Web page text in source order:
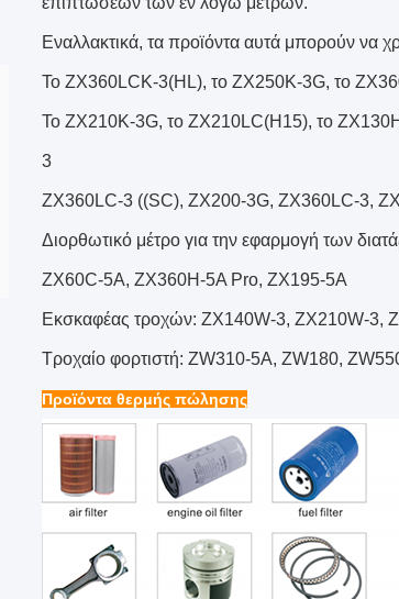
Εναλλακτικά, τα προϊόντα αυτά μπορούν να
Το ZX360LCK-3(HL), το ZX250K-3G, το
Το ZX210K-3G, το ZX210LC(H15), το
3
ZX360LC-3 ((SC), ZX200-3G, ZX360LC-3,
Διορθωτικό μέτρο για την εφαρμογή των
ZX60C-5A, ZX360H-5A Pro, ZX195-5A
Εκσκαφέας τροχών: ZX140W-3, ZX210W-3,
Τροχαίο φορτιστή: ZW310-5A, ZW180,
Προϊόντα θερμής πώλησης